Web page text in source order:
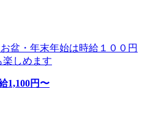
盆・年末年始は時給１００円
しめます
1,100円〜